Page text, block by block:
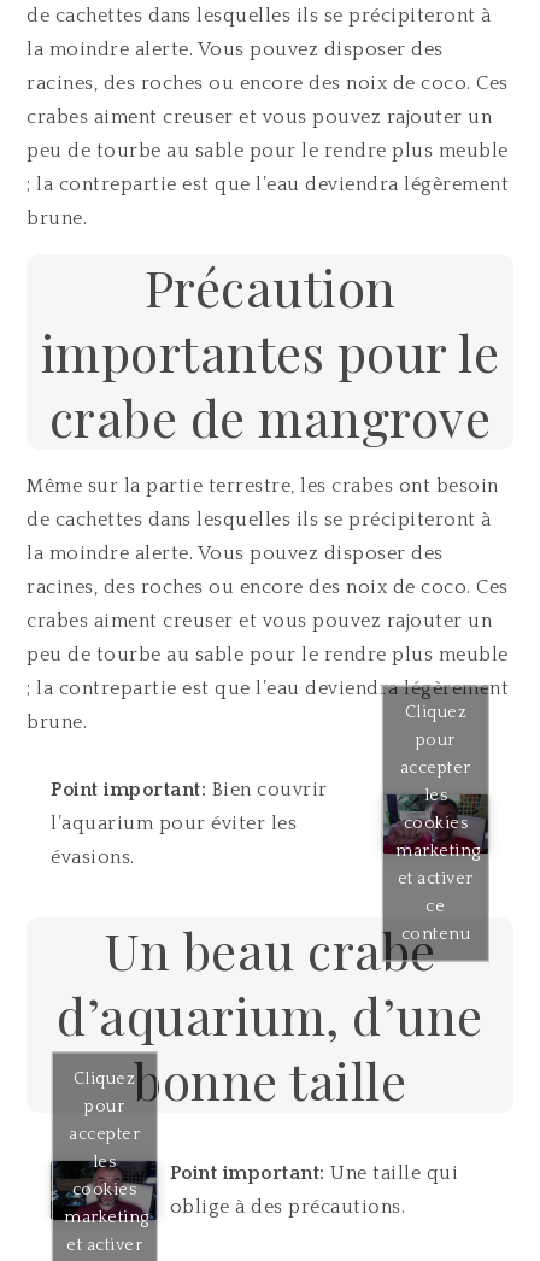
de cachettes dans lesquelles ils se précipiteront à
la moindre alerte. Vous pouvez disposer des
racines, des roches ou encore des noix de coco. Ces
crabes aiment creuser et vous pouvez rajouter un
peu de tourbe au sable pour le rendre plus meuble
; la contrepartie est que l’eau deviendra légèrement
brune.
Précaution
importantes pour le
crabe de mangrove
Même sur la partie terrestre, les crabes ont besoin
de cachettes dans lesquelles ils se précipiteront à
la moindre alerte. Vous pouvez disposer des
racines, des roches ou encore des noix de coco. Ces
crabes aiment creuser et vous pouvez rajouter un
peu de tourbe au sable pour le rendre plus meuble
; la contrepartie est que l’eau deviendra légèrement
brune.
Point important: Bien couvrir
l’aquarium pour éviter les
évasions.
Cliquez
pour
accepter
les
cookies
marketing
et activer
ce
contenu
Un beau crabe
d’aquarium, d’une
bonne taille
Cliquez
pour
accepter
les
cookies
marketing
et activer
Point important:Une taille qui
oblige à des précautions.